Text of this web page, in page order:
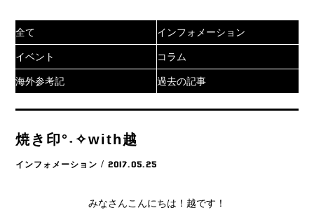
全て インフォメーション
イベント コラム
海外参考記 過去の記事
焼き印°˖✧with越
インフォメーション / 2017.05.25
みなさんこんにちは！越です！